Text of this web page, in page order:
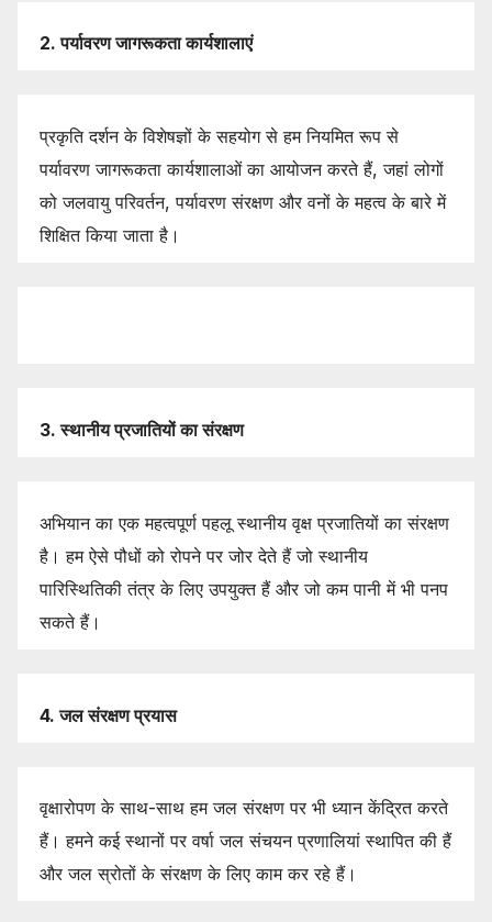
2.पर्यावरणजागरूकताकार्यशालाएं
प्रकृति दर्शन के विशेषज्ञों के सहयोग से हम नियमित रूप से
पर्यावरण जागरूकता कार्यशालाओं का आयोजन करते हैं, जहां लोगों
को जलवायु परिवर्तन, पर्यावरण संरक्षण और वनों के महत्व के बारे में
शिक्षित किया जाता है।
3.स्थानीयप्रजातियोंकासंरक्षण
अभियान का एक महत्वपूर्ण पहलू स्थानीय वृक्ष प्रजातियों का संरक्षण
है। हम ऐसे पौधों को रोपने पर जोर देते हैं जो स्थानीय
पारिस्थितिकी तंत्र के लिए उपयुक्त हैं और जो कम पानी में भी पनप
सकते हैं।
4.जलसंरक्षणप्रयास
वृक्षारोपण के साथ-साथ हम जल संरक्षण पर भी ध्यान केंद्रित करते
हैं। हमने कई स्थानों पर वर्षा जल संचयन प्रणालियां स्थापित की हैं
और जल स्रोतों के संरक्षण के लिए काम कर रहे हैं।